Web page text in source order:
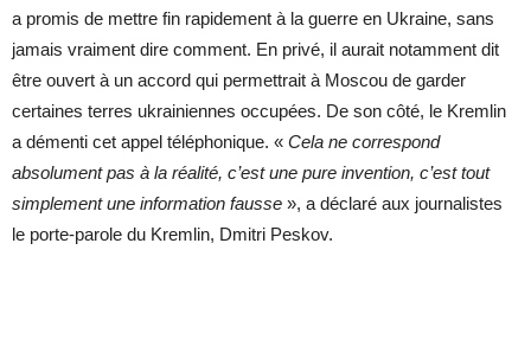
a promis de mettre fin rapidement à la guerre en Ukraine, sans
jamais vraiment dire comment. En privé, il aurait notamment dit
être ouvert à un accord qui permettrait à Moscou de garder
certaines terres ukrainiennes occupées. De son côté, le Kremlin
a démenti cet appel téléphonique. « Cela ne correspond
absolument pas à la réalité, c’est une pure invention, c’est tout
simplement une information fausse », a déclaré aux journalistes
le porte-parole du Kremlin, Dmitri Peskov.